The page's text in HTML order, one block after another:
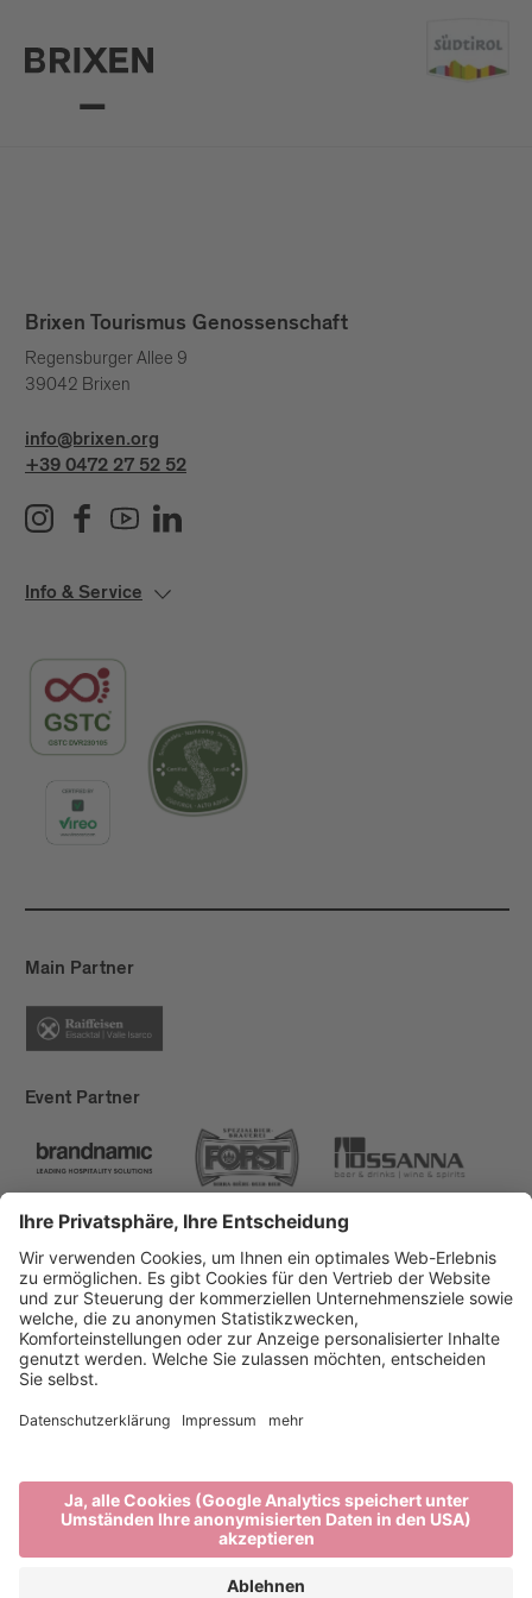
Brixen Tourismus Genossenschaft
Regensburger Allee 9
39042 Brixen
info@brixen.org
+39 0472 27 52 52
Info & Service
Main Partner
Event Partner
Brixen Tourismus
Privacy
Impressum
Förderungen
produced by